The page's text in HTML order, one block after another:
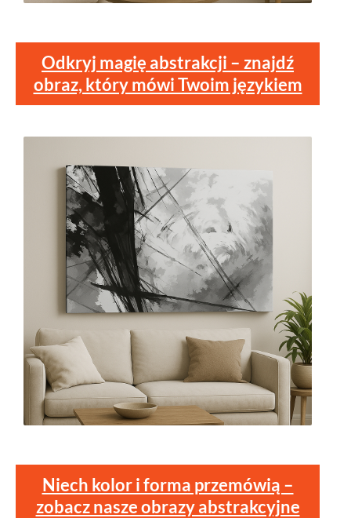
Odkryj magię abstrakcji – znajdź
obraz, który mówi Twoim językiem
Niech kolor i forma przemówią –
zobacz nasze obrazy abstrakcyjne